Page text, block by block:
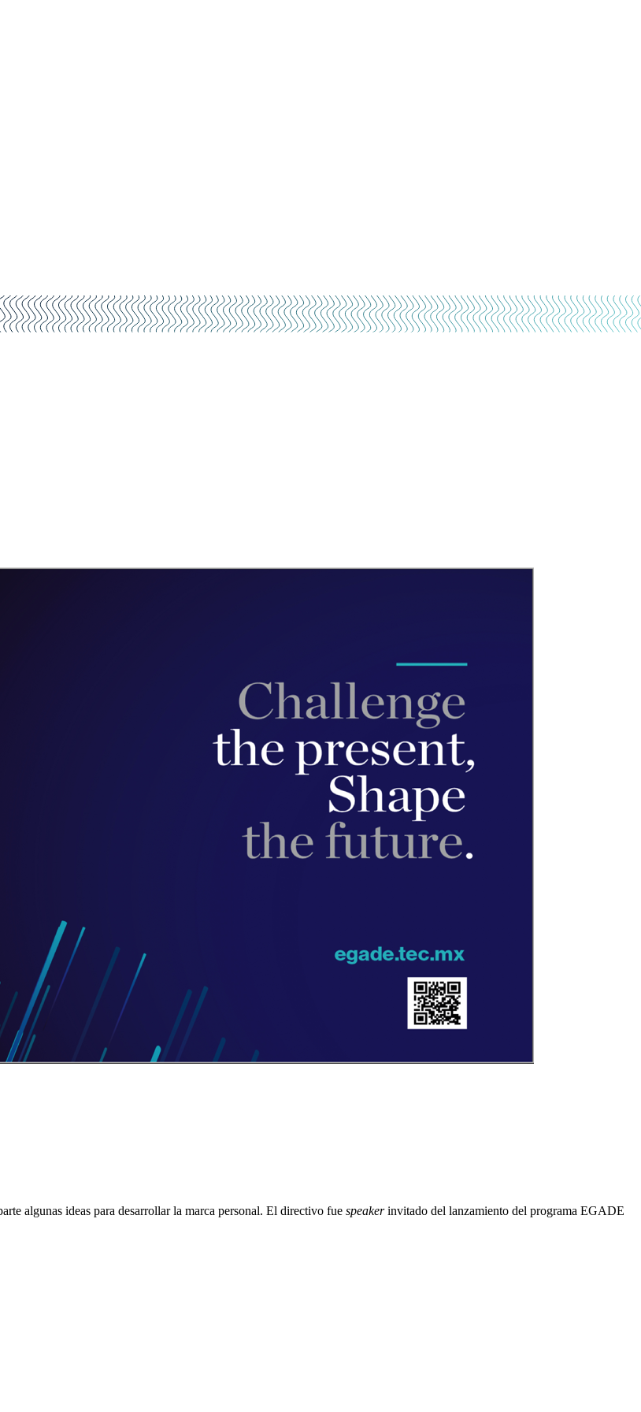
algunas ideas para desarrollar la marca personal. El directivo fue speakerinvitado del lanzamiento del programa EGADE